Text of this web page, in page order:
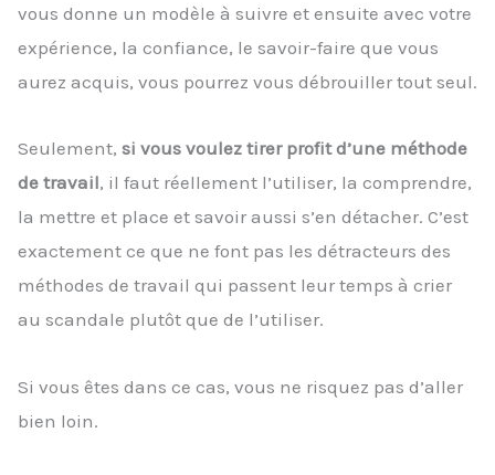
vous donne un modèle à suivre et ensuite avec votre
expérience, la confiance, le savoir-faire que vous
aurez acquis, vous pourrez vous débrouiller tout seul.
Seulement, si vous voulez tirer profit d’une méthode
de travail, il faut réellement l’utiliser, la comprendre,
la mettre et place et savoir aussi s’en détacher. C’est
exactement ce que ne font pas les détracteurs des
méthodes de travail qui passent leur temps à crier
au scandale plutôt que de l’utiliser.
Si vous êtes dans ce cas, vous ne risquez pas d’aller
bien loin.